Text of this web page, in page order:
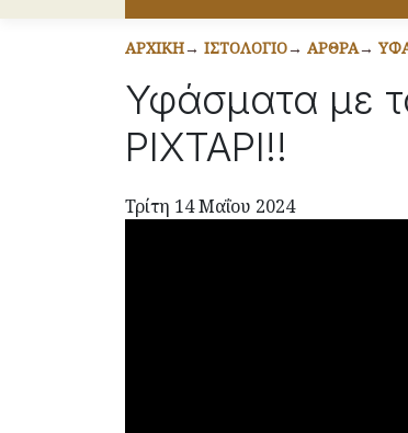
ΑΡΧΙΚΉ ΙΣΤΟΛΌΓΙΟ ΆΡΘΡΑ
Υφάσματα με
ΡΙΧΤΑΡΙ!!
Τρίτη 14 Μαΐου 2024